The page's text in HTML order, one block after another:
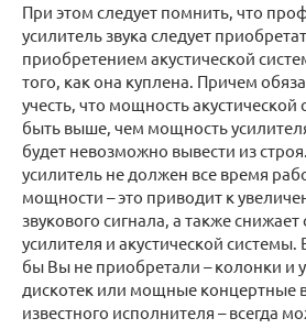
При этом следует помнить, что
усилитель звука следует
приобретением акустической
того, как она куплена. Причем
учесть, что мощность
быть выше, чем мощность
будет невозможно вывести из
усилитель не должен все время
мощности – это приводит к
звукового сигнала, а также
усилителя и акустической
бы Вы не приобретали – колонки и
дискотек или мощные концертные
известного исполнителя – всегда